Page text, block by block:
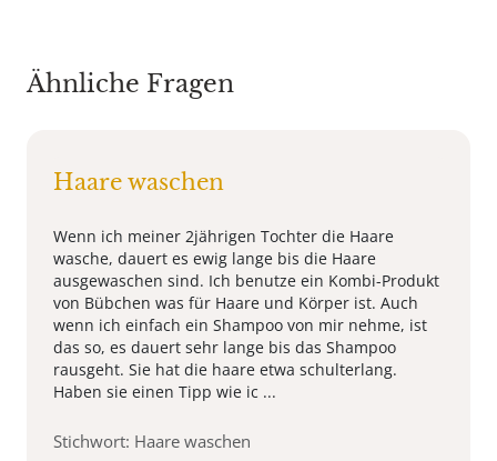
Ähnliche Fragen
Haare waschen
Wenn ich meiner 2jährigen Tochter die Haare
wasche, dauert es ewig lange bis die Haare
ausgewaschen sind. Ich benutze ein Kombi-Produkt
von Bübchen was für Haare und Körper ist. Auch
wenn ich einfach ein Shampoo von mir nehme, ist
das so, es dauert sehr lange bis das Shampoo
rausgeht. Sie hat die haare etwa schulterlang.
Haben sie einen Tipp wie ic ...
Stichwort: Haare waschen